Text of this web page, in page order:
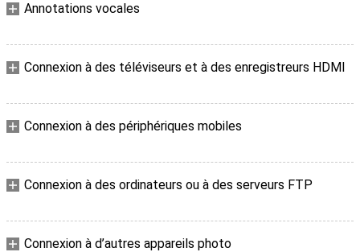
Annotations vocales
Connexion à des téléviseurs et à des enregistreurs HDMI
Connexion à des périphériques mobiles
Connexion à des ordinateurs ou à des serveurs FTP
Connexion à d’autres appareils photo